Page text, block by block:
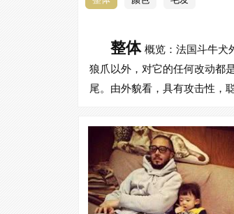
整体 概览：法国斗牛犬
狼爪以外，对它的任何改动都
尾。由外貌看，具有攻击性，